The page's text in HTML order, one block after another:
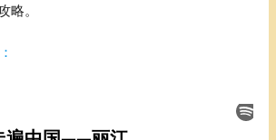
略。